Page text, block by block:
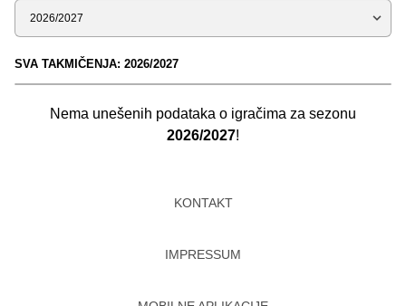
Sezona
SVA TAKMIČENJA: 2026/2027
Nema unešenih podataka o igračima za sezonu
2026/2027!
KONTAKT
IMPRESSUM